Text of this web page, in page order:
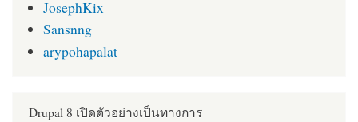
JosephKix
Sansnng
arypohapalat
Drupal 8 เปิดตัวอย่างเป็นทางการ